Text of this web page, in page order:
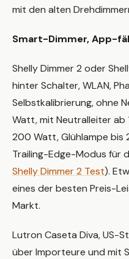
mit den alten
Smart-Dimmer, App-
Shelly Dimmer 2 oder
hinter Schalter, WLAN,
Selbstkalibrierung, ohne
Watt, mit Neutralleiter ab
200 Watt, Glühlampe bis
Trailing-Edge-Modus für
Shelly Dimmer 2 Test).
eines der besten Preis-
Markt.
Lutron Caseta Diva, US-
über Importeure und mit